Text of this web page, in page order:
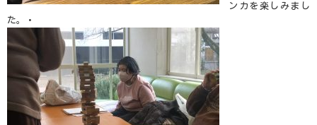
ンカを楽しみまし
た。・